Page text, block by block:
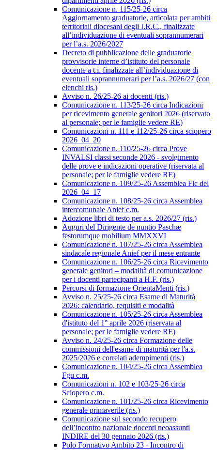
Comunicazione n. 115/25-26 circa
Aggiornamento graduatorie, articolata per ambiti
territoriali diocesani degli I.R.C., finalizzate
all’individuazione di eventuali soprannumerari
per l’a.s. 2026/2027
Decreto di pubblicazione delle graduatorie
provvisorie interne d’istituto del personale
docente a t.i. finalizzate all’individuazione di
eventuali soprannumerari per l’a.s. 2026/27 (con
elenchi ris.)
Avviso n. 26/25-26 ai docenti (ris.)
Comunicazione n. 113/25-26 circa Indicazioni
per ricevimento generale genitori 2026 (riservato
al personale; per le famiglie vedere RE)
Comunicazioni n. 111 e 112/25-26 circa sciopero
2026_04_20
Comunicazione n. 110/25-26 circa Prove
INVALSI classi seconde 2026 - svolgimento
delle prove e indicazioni operative (riservata al
personale; per le famiglie vedere RE)
Comunicazione n. 109/25-26 Assemblea Flc del
2026_04_17
Comunicazione n. 108/25-26 circa Assemblea
intercomunale Anief c.m.
Adozione libri di testo per a.s. 2026/27 (ris.)
Auguri del Dirigente de nuntio Paschæ
festorumque mobilium MMXXVI
Comunicazione n. 107/25-26 circa Assemblea
sindacale regionale Anief per il mese entrante
Comunicazione n. 106/25-26 circa Ricevimento
generale genitori – modalità di comunicazione
per i docenti partecipanti a H.F. (ris.)
Percorsi di formazione OrientaMenti (ris.)
Avviso n. 25/25-26 circa Esame di Maturità
2026: calendario, requisiti e modalità
Comunicazione n. 105/25-26 circa Assemblea
d'istituto del 1° aprile 2026 (riservata al
personale; per le famiglie vedere RE)
Avviso n. 24/25-26 circa Formazione delle
commissioni dell'esame di maturità per l'a.s.
2025/2026 e correlati adempimenti (ris.)
Comunicazione n. 104/25-26 circa Assemblea
Fgu c.m.
Comunicazioni n. 102 e 103/25-26 circa
Sciopero c.m.
Comunicazione n. 101/25-26 circa Ricevimento
generale primaverile (ris.)
Comunicazione sul secondo recupero
dell’incontro nazionale docenti neoassunti
INDIRE del 30 gennaio 2026 (ris.)
Polo Formativo Ambito 23 - Incontro di